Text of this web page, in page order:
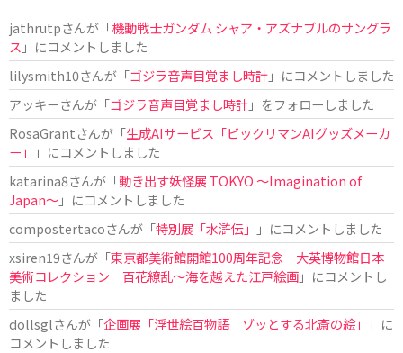
jathrutpさんが「機動戦士ガンダム シャア・アズナブルのサングラ
ス 」にコメントしました
lilysmith10さんが「ゴジラ音声目覚まし時計」にコメントしました
アッキーさんが「ゴジラ音声目覚まし時計」をフォローしました
RosaGrantさんが「生成AIサービス「ビックリマンAIグッズメーカ
ー」
」にコメントしました
katarina8さんが「動き出す妖怪展 TOKYO 〜Imagination of
Japan〜」にコメントしました
compostertacoさんが「特別展「水滸伝」
」にコメントしました
xsiren19さんが「東京都美術館開館100周年記念 大英博物館日本
美術コレクション 百花繚乱～海を越えた江戸絵画」にコメントし
ました
dollsglさんが「企画展「浮世絵百物語 ゾッとする北斎の絵」
」に
コメントしました